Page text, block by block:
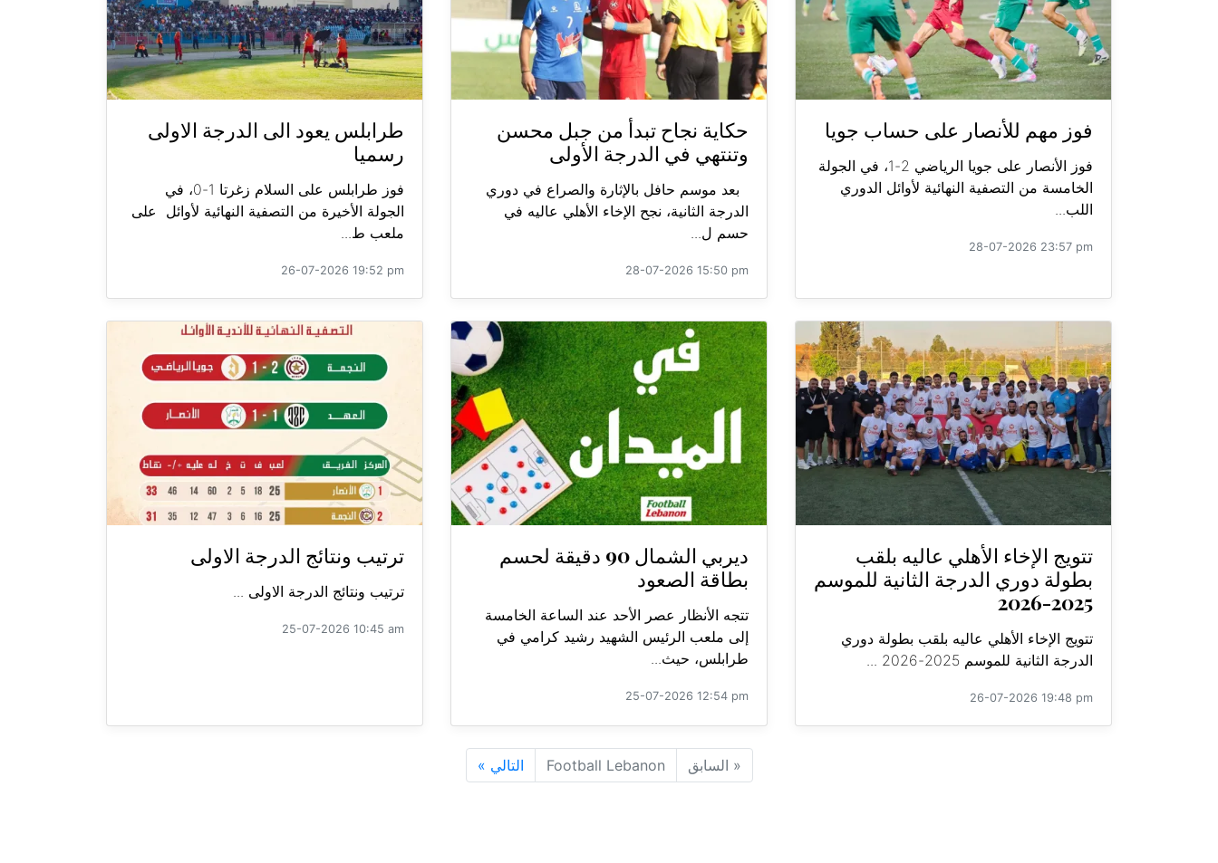
فوز مهم للأنصار على حساب جويا
فوز الأنصار على جويا الرياضي 2-1، في الجولة
الخامسة من التصفية النهائية لأوائل الدوري
اللب...
28-07-2026 23:57 pm
حكاية نجاح تبدأ من جبل محسن
وتنتهي في الدرجة الأولى
بعد موسم حافل بالإثارة والصراع في دوري
الدرجة الثانية، نجح الإخاء الأهلي عاليه في
حسم ل...
28-07-2026 15:50 pm
طرابلس يعود الى الدرجة الاولى
رسميا
فوز طرابلس على السلام زغرتا 1-0، في
الجولة الأخيرة من التصفية النهائية لأوائل على
ملعب ط...
26-07-2026 19:52 pm
تتويج الإخاء الأهلي عاليه بلقب
بطولة دوري الدرجة الثانية للموسم
2025-2026
تتويج الإخاء الأهلي عاليه بلقب بطولة دوري
الدرجة الثانية للموسم 2025-2026 ...
26-07-2026 19:48 pm
ديربي الشمال 90 دقيقة لحسم
بطاقة الصعود
تتجه الأنظار عصر الأحد عند الساعة الخامسة
إلى ملعب الرئيس الشهيد رشيد كرامي في
طرابلس، حيث...
25-07-2026 12:54 pm
ترتيب ونتائج الدرجة الاولى
ترتيب ونتائج الدرجة الاولى ...
25-07-2026 10:45 am
« السابق Football Lebanon التالي »